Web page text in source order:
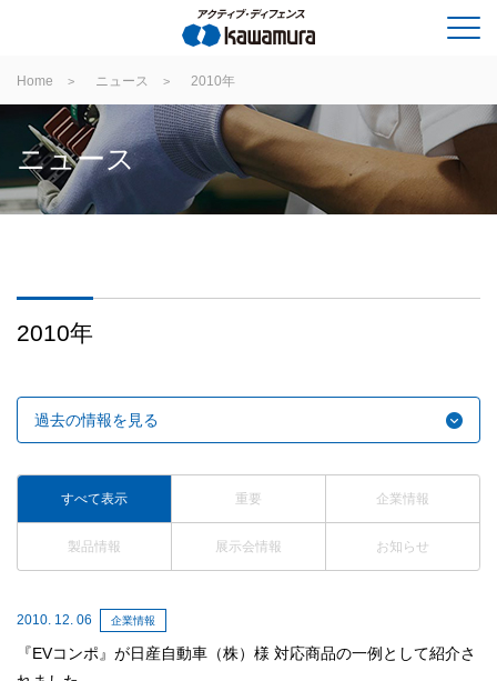
Home ニュース 2010年
ニュース
2010年
過去の情報を見る
すべて表示 重要 企業情報
製品情報 展示会情報 お知らせ
2010. 12. 06 企業情報
『EVコンポ』が日産自動車（株）様 対応商品の一例として紹介さ